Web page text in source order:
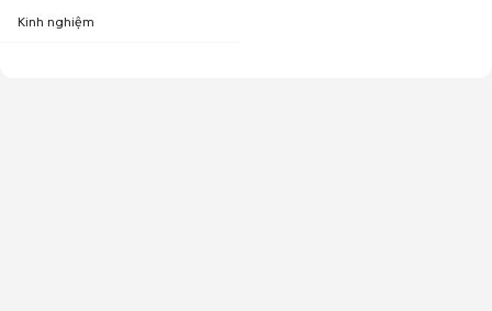
Kinh nghiệm